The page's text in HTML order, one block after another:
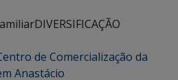
DIVERSIFICAÇÃO
de Comercialização da
Anastácio